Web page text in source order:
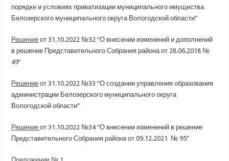
порядке и условиях приватизации муниципального имущества
Белозерского муниципального округа Вологодской области”
Решение от 31.10.2022 №32 “О внесении изменений и дополнений
в решение Представительного Собрания района от 28.06.2018 №
49”
Решение от 31.10.2022 №33 “О создании управления образования
администрации Белозерского муниципального округа
Вологодской области”
Решениеот 31.10.2022 №34 “О внесении изменений в решение
Представительного Собрания района от 09.12.2021 № 95”